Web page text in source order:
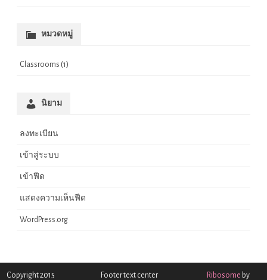
หมวดหมู่
Classrooms (1)
นิยาม
ลงทะเบียน
เข้าสู่ระบบ
เข้าฟีด
แสดงความเห็นฟีด
WordPress.org
Copyright 2015 Footer text center Ribosome by